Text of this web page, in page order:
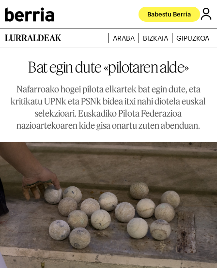
Babestu Berria
LURRALDEAK ARABA BIZKAIA GIPUZKOA
Bat egin dute «pilotaren alde»
Nafarroako hogei pilota elkartek bat egin dute, eta
kritikatu UPNk eta PSNk bidea itxi nahi diotela euskal
selekzioari. Euskadiko Pilota Federazioa
nazioartekoaren kide gisa onartu zuten abenduan.